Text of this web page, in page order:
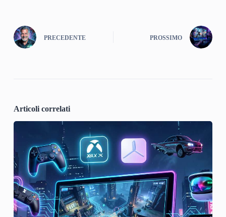
PRECEDENTE PROSSIMO
Articoli correlati